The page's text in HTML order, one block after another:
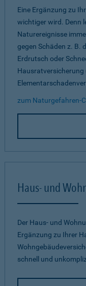
Eine Ergänzung zu
wichtiger wird. Denn
Naturereignisse
gegen Schäden z. B.
Erdrutsch oder
Hausratversicherung
zum Naturgefahren-
Haus- und
Der Haus- und
Ergänzung zu Ihrer
schnell und